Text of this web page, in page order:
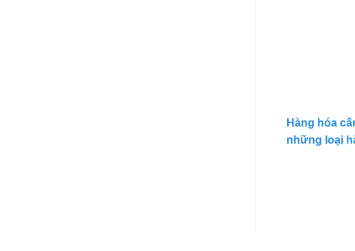
Hàng hóa
những loại